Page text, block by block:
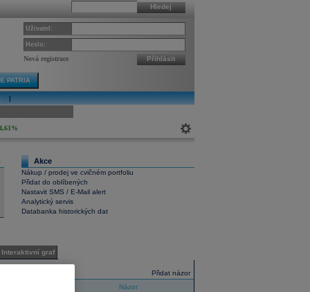
Hledej
Uživatel:
Heslo:
Nová registrace Přihlásit
PATRIA
Akce
Nákup / prodej ve cvičném portfoliu
Přidat do oblíbených
Nastavit SMS / E-Mail alert
Analytický servis
Databanka historických dat
Interaktivní graf
Přidat názor
Názor